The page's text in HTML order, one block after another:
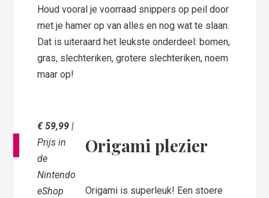
Houd vooral je voorraad snippers op peil door
met je hamer op van alles en nog wat te slaan.
Dat is uiteraard het leukste onderdeel: bomen,
gras, slechteriken, grotere slechteriken, noem
maar op!
€ 59,99 |
Prijs in
de
Nintendo
eShop
Origami plezier
Origami is superleuk! Een stoere